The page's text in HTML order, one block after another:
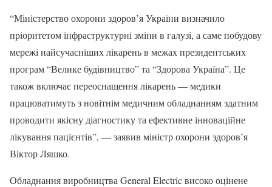
“Міністерство охорони здоров’я України визначило
пріоритетом інфраструктурні зміни в галузі, а саме побудову
мережі найсучасніших лікарень в межах президентських
програм “Велике будівництво” та “Здорова Україна”. Це
також включає переоснащення лікарень — медики
працюватимуть з новітнім медичним обладнанням здатним
проводити якісну діагностику та ефективне інноваційне
лікування пацієнтів”, — заявив міністр охорони здоров’я
Віктор Ляшко.
Обладнання виробництва General Electric високо оцінене